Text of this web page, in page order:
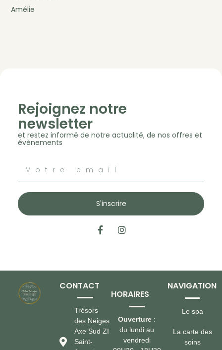
Amélie
Rejoignez notre
newsletter
et restez informé de notre actualité, de nos offres et
évènements
S'inscrire
CONTACT
Trésors
des Neiges
Axe Sud ZI
Saint-
HORAIRES
Ouverture :
du lundi au
vendredi
NAVIGATION
Le spa
La carte des
soins